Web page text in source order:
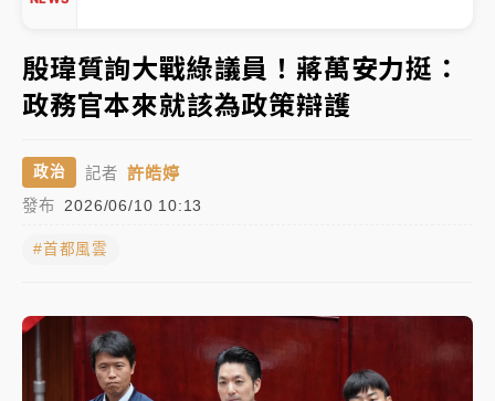
駁 理由曝光
故宮《龍藏經》特展第2檔！今線上預約開賣一度塞車
周六起展出延長至晚上7時
台東農業處長涉圖利渡假村！東檢抗告成功 今重開羈
父親節泡湯了！中颱白海豚雨彈轟3天 「紅到發紫」降
雨熱區曝
暑假過三周才推「E宿新北打卡趣」！抽獎程序複雜 觀
旅局回應了
殷瑋質詢大戰綠議員！蔣萬安力挺：
政務官本來就該為政策辯護
政治 記者 許皓婷
發布 2026/06/10 10:13
#首都風雲